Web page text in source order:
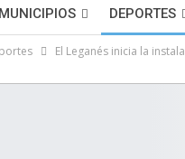
MUNICIPIOS DEPORTES
PURA FICCIÓN: LAS
El Leganés inicia la